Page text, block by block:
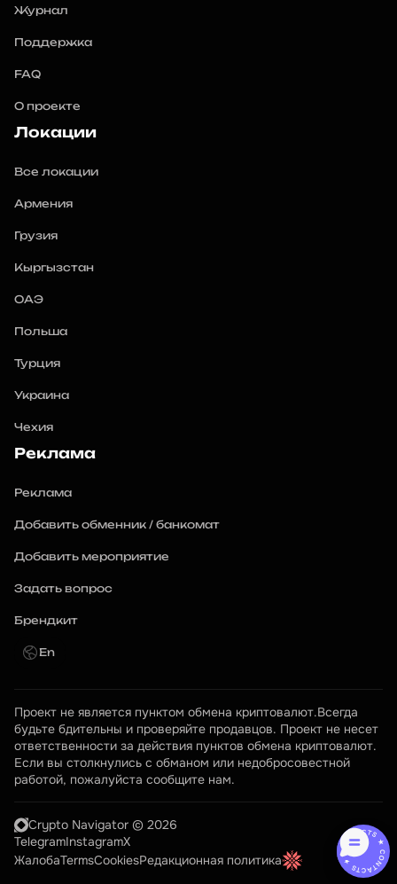
Журнал
Поддержка
FAQ
О проекте
Локации
Все локации
Армения
Грузия
Кыргызстан
ОАЭ
Польша
Турция
Украина
Чехия
Реклама
Реклама
Добавить обменник / банкомат
Добавить мероприятие
Задать вопрос
Брендкит
En
Проект не является пунктом обмена криптовалют.Всегда
будьте бдительны и проверяйте продавцов. Проект не несет
ответственности за действия пунктов обмена криптовалют.
Если вы столкнулись с обманом или недобросовестной
работой, пожалуйста сообщите нам.
Crypto Navigator © 2026
TelegramInstagramX
ЖалобаTermsCookiesРедакционная политика CONTACTS ★ CONTACTS ★